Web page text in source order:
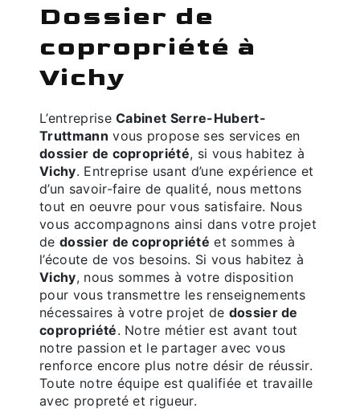
dossier de
copropriété à
Vichy
L’entrepriseCabinet Serre-Hubert-
Truttmann vous propose ses services en
dossier de copropriété, si vous habitez à
Vichy. Entreprise usant d’une expérience et
d’un savoir-faire de qualité, nous mettons
tout en oeuvre pour vous satisfaire. Nous
vous accompagnons ainsi dans votre projet
de dossier de copropriété et sommes à
l’écoute de vos besoins. Si vous habitez à
Vichy, nous sommes à votre disposition
pour vous transmettre les renseignements
nécessaires à votre projet de dossier de
copropriété. Notre métier est avant tout
notre passion et le partager avec vous
renforce encore plus notre désir de réussir.
Toute notre équipe est qualifiée et travaille
avec propreté et rigueur.